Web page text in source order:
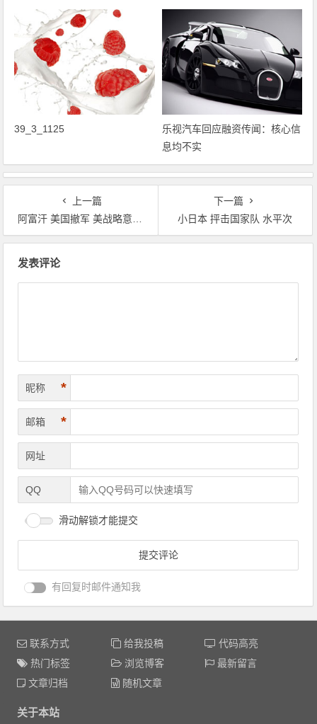
39_3_1125
乐视汽车回应融资传闻：核心信
息均不实
上一篇
阿富汗 美国撤军 美战略意图落空
下一篇
小日本 抨击国家队 水平次
发表评论
昵称 *
邮箱 *
网址
QQ
滑动解锁才能提交
有回复时邮件通知我
联系方式 给我投稿
代码高亮
热门标签
浏览博客
最新留言
文章归档
随机文章
关于本站